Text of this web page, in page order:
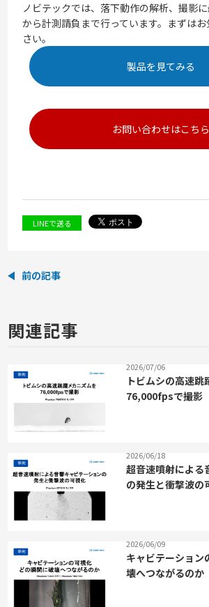
ノビテックでは、落下動作の解析、撮影
から計測請負まで行っています。まずは
さい。
製品を見てみる
お問い合わせはこちら
LINEで送る
前の記事
関連記事
2026/07/06
トビムシの高速跳
76,000fpsで撮影
2026/06/18
超音速噴射による
の発生と衝撃波の
2026/06/09
キャビテーション
壊へつながるのか